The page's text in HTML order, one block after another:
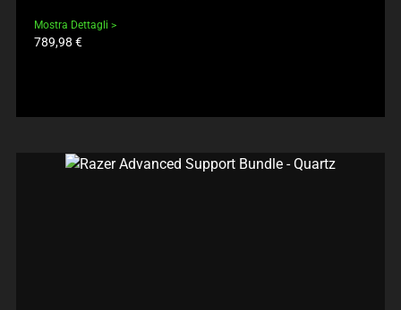
Mostra Dettagli
Prezzo
prodotto:
789,98 €